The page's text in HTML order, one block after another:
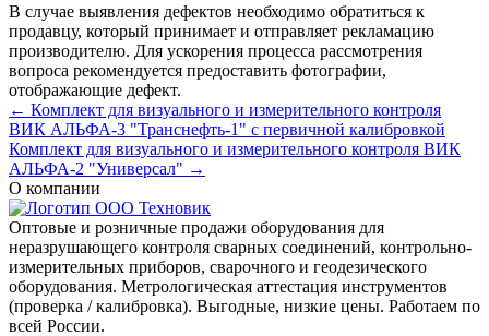
В случае выявления дефектов необходимо обратиться к
продавцу, который принимает и отправляет рекламацию
производителю. Для ускорения процесса рассмотрения
вопроса рекомендуется предоставить фотографии,
отображающие дефект.
← Комплект для визуального и измерительного контроля
ВИК АЛЬФА-3 "Транснефть-1" с первичной калибровкой
Комплект для визуального и измерительного контроля ВИК
АЛЬФА-2 "Универсал" →
О компании
Оптовые и розничные продажи оборудования для
неразрушающего контроля сварных соединений, контрольно-
измерительных приборов, сварочного и геодезического
оборудования. Метрологическая аттестация инструментов
(проверка / калибровка). Выгодные, низкие цены. Работаем по
всей России.